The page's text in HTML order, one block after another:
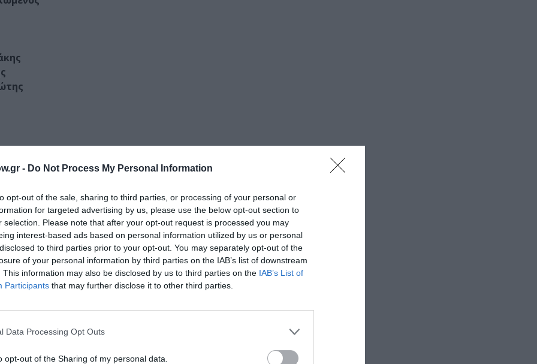
- Do Not Process My Personal Information
opt-out of the sale, sharing to third parties, or processing of your personal or
for targeted advertising by us, please use the below opt-out section to
selection. Please note that after your opt-out request is processed you may
interest-based ads based on personal information utilized by us or personal
to third parties prior to your opt-out. You may separately opt-out of the
of your personal information by third parties on the IAB’s list of downstream
This information may also be disclosed by us to third parties on the IAB’s List of
Participants that may further disclose it to other third parties.
Data Processing Opt Outs
opt-out of the Sharing of my personal data.
ΜΗΝ ΧΑΣΕΙΣ!
Αστέριου Πελτέκη στο Φεστιβάλ Αθηνών Επιδαύρου 2026
Μοσχόπουλο στο Αρχαίο Θέατρο Επιδαύρου
Κλέων Γρηγοριάδης, Θανάσης Δήμου, Τζίνα Θλιβέρη, Μάγδα
Παπαπαύλου, Ένκε Φεζολλάρι, Γιάννης Χαρτοδιπλωμένος